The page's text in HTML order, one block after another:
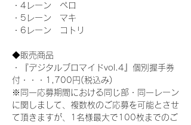
・4レーン　ペロ
・5レーン　マキ
・6レーン　コトリ
◆販売商品
・『デジタルブロマイドvol.4』個別握手券
付・・・1,700円(税込み)
※同一応募期間における同じ部・同一レーン
に関しまして、複数枚のご応募を可能とさせ
て頂きますが、1名様最大で100枚までのご